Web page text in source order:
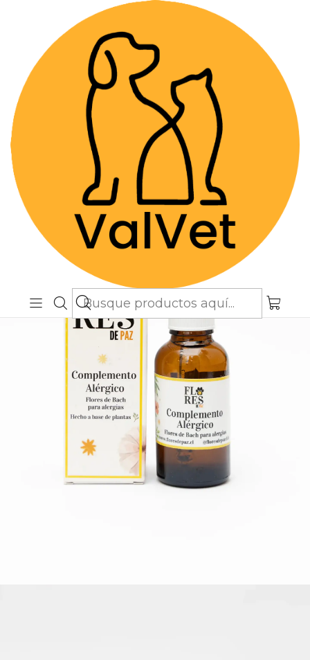
Despacho GRATIS por compras sobre
$89.990(Válido desde Coquimbo hasta Los
Lagos)
Farmacia Veterinaria
Terapias Naturales
Complemento Alérgico - Flores de Paz